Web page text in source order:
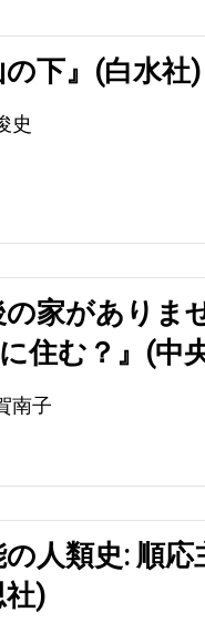
の下』(白水社)
史
の家があり
住む？』(中
南子
の人類史: 順
社)